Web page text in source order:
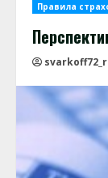
Правила
svarkoff72_r